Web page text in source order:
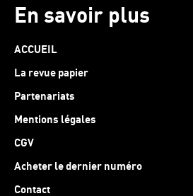
En savoir plus
ACCUEIL
La revue papier
Partenariats
Mentions légales
CGV
Acheter le dernier numéro
Contact